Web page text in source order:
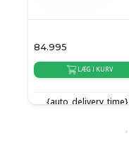
84.995
LÆG I KURV
{auto_delivery_time}